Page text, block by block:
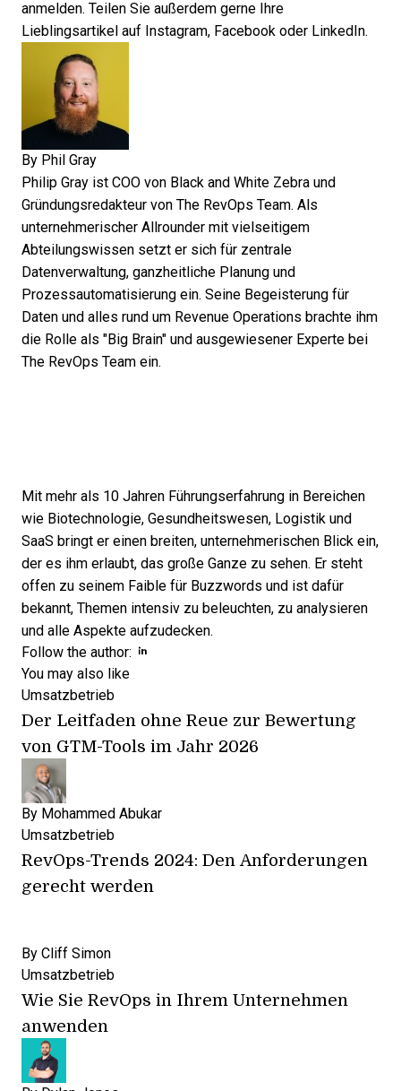
anmelden. Teilen Sie außerdem gerne Ihre
Lieblingsartikel auf Instagram, Facebook oder LinkedIn.
By Phil Gray
Philip Gray ist COO von Black and White Zebra und
Gründungsredakteur von The RevOps Team. Als
unternehmerischer Allrounder mit vielseitigem
Abteilungswissen setzt er sich für zentrale
Datenverwaltung, ganzheitliche Planung und
Prozessautomatisierung ein. Seine Begeisterung für
Daten und alles rund um Revenue Operations brachte ihm
die Rolle als "Big Brain" und ausgewiesener Experte bei
The RevOps Team ein.
Mit mehr als 10 Jahren Führungserfahrung in Bereichen
wie Biotechnologie, Gesundheitswesen, Logistik und
SaaS bringt er einen breiten, unternehmerischen Blick ein,
der es ihm erlaubt, das große Ganze zu sehen. Er steht
offen zu seinem Faible für Buzzwords und ist dafür
bekannt, Themen intensiv zu beleuchten, zu analysieren
und alle Aspekte aufzudecken.
Follow the author: Opens new window
You may also like
Umsatzbetrieb
Der Leitfaden ohne Reue zur Bewertung
von GTM-Tools im Jahr 2026
By Mohammed Abukar
Umsatzbetrieb
RevOps-Trends 2024: Den Anforderungen
gerecht werden
By Cliff Simon
Umsatzbetrieb
Wie Sie RevOps in Ihrem Unternehmen
anwenden